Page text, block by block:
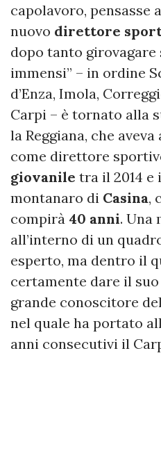
capolavoro, pensasse a
nuovo direttore
dopo tanto girovagare
immensi” – in ordine
d’Enza, Imola,
Carpi – è tornato alla
la Reggiana, che
come direttore
giovanile tra il 2014 e
montanaro di Casina,
compirà 40 anni. Una
all’interno di un
esperto, ma dentro il
certamente dare il
grande conoscitore
nel quale ha portato
anni consecutivi il